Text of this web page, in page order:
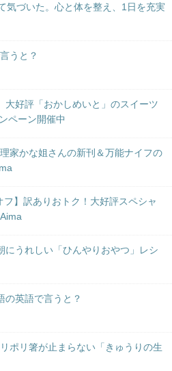
気づいた。心と体を整え、1日を充実
うと？
大好評「おかしめいと」のスイーツ
ペーン開催中
家かな姐さんの新刊＆万能ナイフの
フ】訳ありおトク！大好評スペシャ
にうれしい「ひんやりおやつ」レシ
の英語で言うと？
ポリ箸が止まらない「きゅうりの生